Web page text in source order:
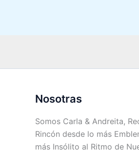
Nosotras
Somos Carla & Andreita,
Rincón desde lo más
más Insólito al Ritmo de